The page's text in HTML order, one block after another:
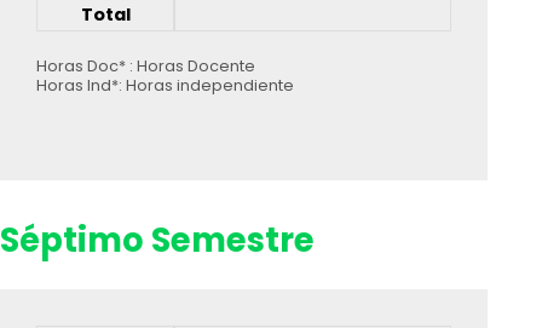
Total
Horas Doc* : Horas Docente
Horas Ind*: Horas independiente
Séptimo Semestre